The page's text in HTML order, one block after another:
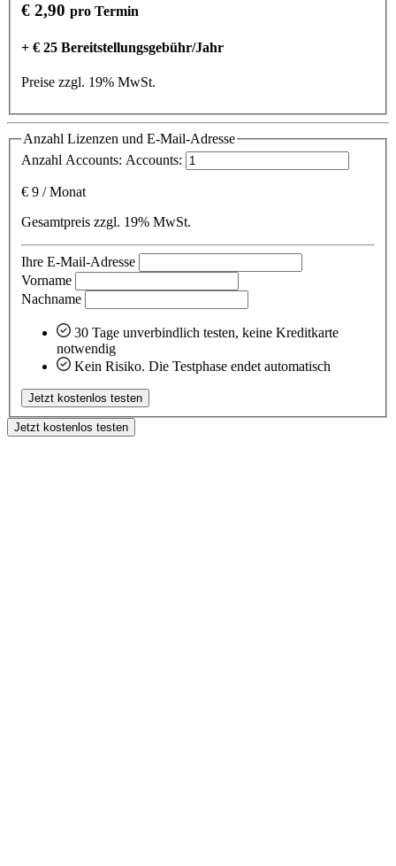
€ 2,90 pro Termin
+ € 25 Bereitstellungsgebühr/Jahr
Preise zzgl. 19% MwSt.
Anzahl Lizenzen und E-Mail-Adresse
Anzahl Accounts: Accounts:
€ 9 /Monat
Gesamtpreis zzgl. 19% MwSt.
Ihre E-Mail-Adresse
Vorname
Nachname
30 Tage unverbindlich testen, keine Kreditkarte
notwendig
Kein Risiko. Die Testphase endet automatisch